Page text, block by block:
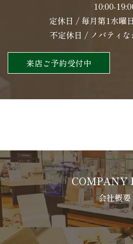
10:00-
定休日 / 毎月第1水曜
不定休日 / ノバティ
来店ご予約受付中
COMPANY
会社概要